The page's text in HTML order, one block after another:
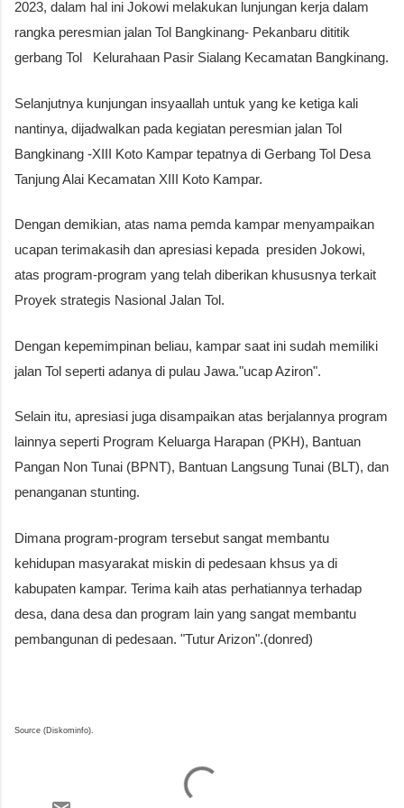
2023, dalam hal ini Jokowi melakukan lunjungan kerja dalam
rangka peresmian jalan Tol Bangkinang- Pekanbaru dititik
gerbang Tol Kelurahaan Pasir Sialang Kecamatan Bangkinang.
Selanjutnya kunjungan insyaallah untuk yang ke ketiga kali
nantinya, dijadwalkan pada kegiatan peresmian jalan Tol
Bangkinang -XIII Koto Kampar tepatnya di Gerbang Tol Desa
Tanjung Alai Kecamatan XIII Koto Kampar.
Dengan demikian, atas nama pemda kampar menyampaikan
ucapan terimakasih dan apresiasi kepada presiden Jokowi,
atas program-program yang telah diberikan khususnya terkait
Proyek strategis Nasional Jalan Tol.
Dengan kepemimpinan beliau, kampar saat ini sudah memiliki
jalan Tol seperti adanya di pulau Jawa."ucap Aziron".
Selain itu, apresiasi juga disampaikan atas berjalannya program
lainnya seperti Program Keluarga Harapan (PKH), Bantuan
Pangan Non Tunai (BPNT), Bantuan Langsung Tunai (BLT), dan
penanganan stunting.
Dimana program-program tersebut sangat membantu
kehidupan masyarakat miskin di pedesaan khsus ya di
kabupaten kampar. Terima kaih atas perhatiannya terhadap
desa, dana desa dan program lain yang sangat membantu
pembangunan di pedesaan. "Tutur Arizon".(donred)
Source (Diskominfo).